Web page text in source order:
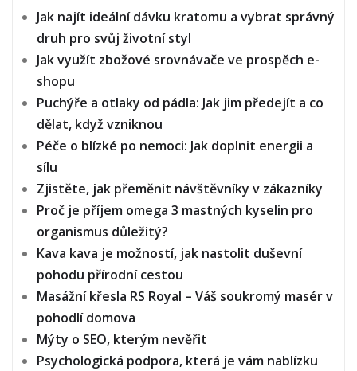
Jak najít ideální dávku kratomu a vybrat správný
druh pro svůj životní styl
Jak využít zbožové srovnávače ve prospěch e-
shopu
Puchýře a otlaky od pádla: Jak jim předejít a co
dělat, když vzniknou
Péče o blízké po nemoci: Jak doplnit energii a
sílu
Zjistěte, jak přeměnit návštěvníky v zákazníky
Proč je příjem omega 3 mastných kyselin pro
organismus důležitý?
Kava kava je možností, jak nastolit duševní
pohodu přírodní cestou
Masážní křesla RS Royal – Váš soukromý masér v
pohodlí domova
Mýty o SEO, kterým nevěřit
Psychologická podpora, která je vám nablízku